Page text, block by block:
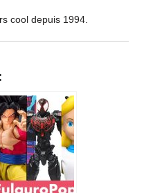
cool depuis 1994.